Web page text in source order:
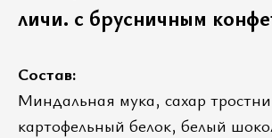
личи. с брусничным
Состав:
Миндальная мука, сахар
картофельный белок, белый